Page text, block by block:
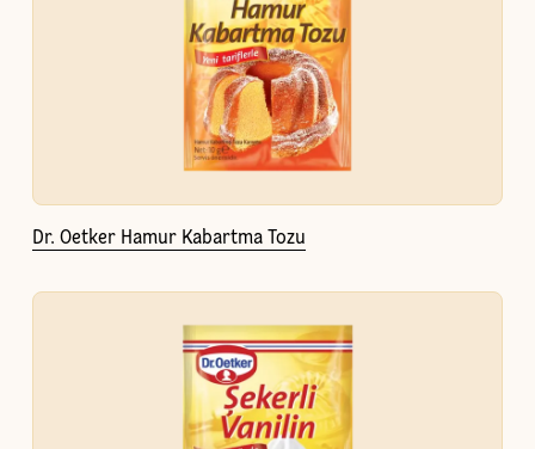
Dr. Oetker Hamur Kabartma Tozu